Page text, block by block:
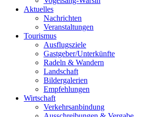
Aktuelles
Nachrichten
Veranstaltungen
Tourismus
Ausflugsziele
Gastgeber/Unterkünfte
Radeln & Wandern
Landschaft
Bildergalerien
Empfehlungen
Wirtschaft
Verkehrsanbindung